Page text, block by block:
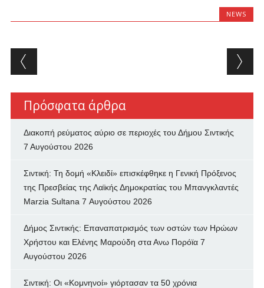
NEWS
Post navigation
Πρόσφατα άρθρα
Διακοπή ρεύματος αύριο σε περιοχές του Δήμου Σιντικής
7 Αυγούστου 2026
Σιντική: Τη δομή «Κλειδί» επισκέφθηκε η Γενική Πρόξενος
της Πρεσβείας της Λαϊκής Δημοκρατίας του Μπανγκλαντές
Marzia Sultana 7 Αυγούστου 2026
Δήμος Σιντικής: Επαναπατρισμός των oστών των Ηρώων
Χρήστου και Ελένης Μαρούδη στα Ανω Πορόϊα 7
Αυγούστου 2026
Σιντική: Οι «Κομνηνοί» γιόρτασαν τα 50 χρόνια